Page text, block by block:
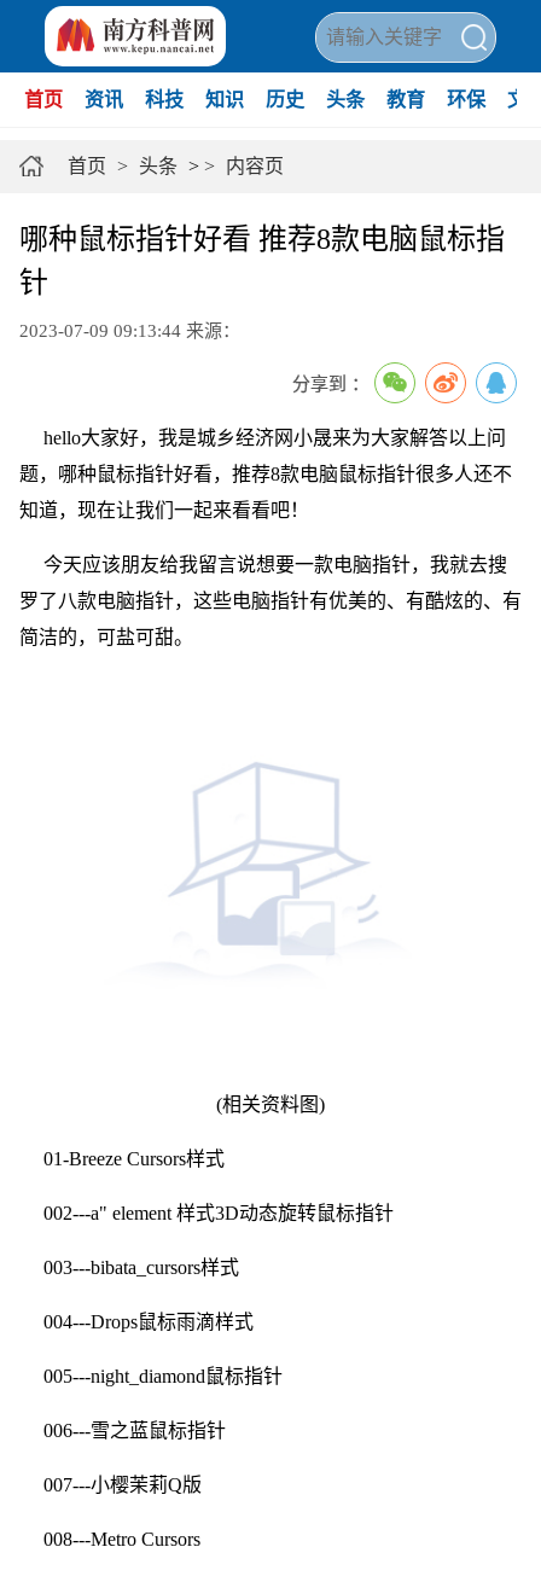
首页 资讯 科技 知识 历史 头条 教育 环保 文
首页 > 头条 > > 内容页
哪种鼠标指针好看 推荐8款电脑鼠标指
针
2023-07-09 09:13:44 来源：
分享到 ：
hello大家好，我是城乡经济网小晟来为大家解答以上问
题，哪种鼠标指针好看，推荐8款电脑鼠标指针很多人还不
知道，现在让我们一起来看看吧！
今天应该朋友给我留言说想要一款电脑指针，我就去搜
罗了八款电脑指针，这些电脑指针有优美的、有酷炫的、有
简洁的，可盐可甜。
(相关资料图)
01-Breeze Cursors样式
002---a" element 样式3D动态旋转鼠标指针
003---bibata_cursors样式
004---Drops鼠标雨滴样式
005---night_diamond鼠标指针
006---雪之蓝鼠标指针
007---小樱茉莉Q版
008---Metro Cursors